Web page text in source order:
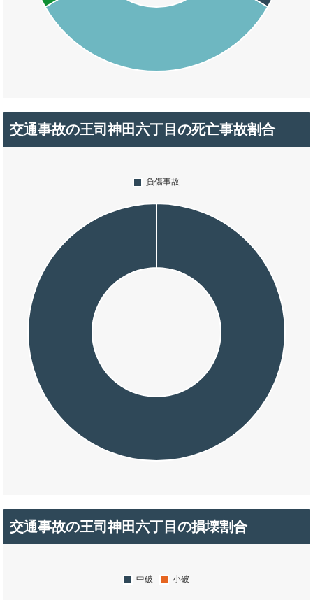
交通事故の王司神田六丁目の死亡事故割合
交通事故の王司神田六丁目の損壊割合